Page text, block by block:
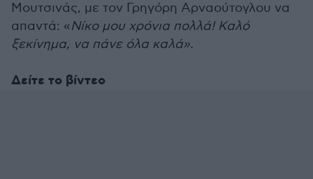
Μουτσινάς, με τον Γρηγόρη Αρναούτογλου να
απαντά: «Νίκο μου χρόνια πολλά! Καλό
ξεκίνημα, να πάνε όλα καλά».
Δείτε το βίντεο